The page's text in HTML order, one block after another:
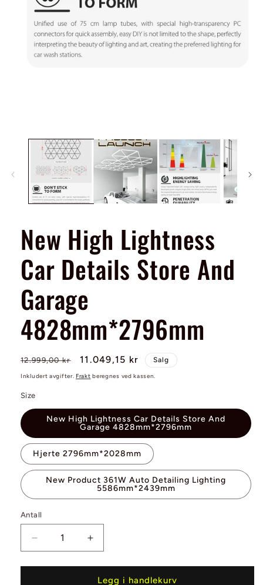
New High Lightness
Car Details Store And
Garage
4828mm*2796mm
Vanlig
pris
12.999,00 kr Salgspris
11.049,15 kr Salg
Inkludert avgifter. Frakt beregnes ved kassen.
Size
New High Lightness Car Details Store And
Garage 4828mm*2796mm
Hjerte 2796mm*2028mm
New Product 361W Auto Detailing Lighting
5586mm*2439mm
Antall
Antall
antallet
for
Øk
antallet
for
New
Legg i handlekurv